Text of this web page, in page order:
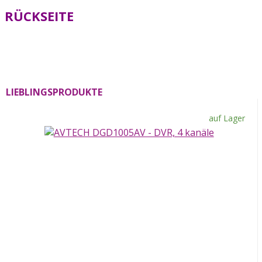
RÜCKSEITE
LIEBLINGSPRODUKTE
auf Lager